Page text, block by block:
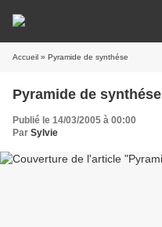
Accueil » Pyramide de synthése
Pyramide de synthése
Publié le 14/03/2005 à 00:00
Par Sylvie